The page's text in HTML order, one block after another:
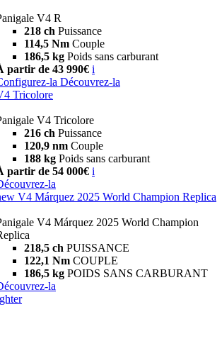
V4 R
218 ch Puissance
114,5 Nm Couple
186,5 kg Poids sans carburant
partir de 43 990€ i
la Découvrez-la
Tricolore
V4 Tricolore
216 ch Puissance
120,9 nm Couple
188 kg Poids sans carburant
partir de 54 000€ i
la
V4 Márquez 2025 World Champion Replica
V4 Márquez 2025 World Champion
218,5 ch PUISSANCE
122,1 Nm COUPLE
186,5 kg POIDS SANS CARBURANT
la